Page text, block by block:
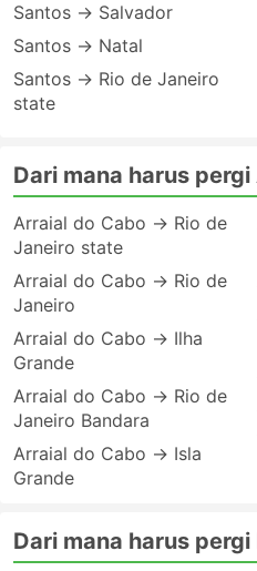
Santos → Salvador
Santos → Natal
Santos → Rio de Janeiro
state
Dari mana harus
Arraial do Cabo → Rio de
Janeiro state
Arraial do Cabo → Rio de
Janeiro
Arraial do Cabo → Ilha
Grande
Arraial do Cabo → Rio de
Janeiro Bandara
Arraial do Cabo → Isla
Grande
Dari mana harus